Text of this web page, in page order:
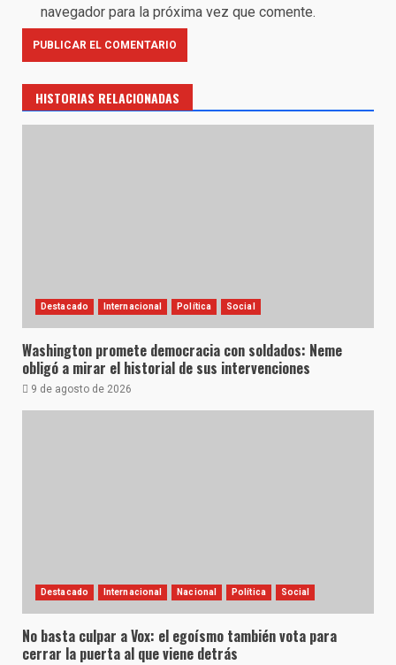
navegador para la próxima vez que comente.
HISTORIAS RELACIONADAS
Destacado Internacional Política Social
Washington promete democracia con soldados: Neme
obligó a mirar el historial de sus intervenciones
9 de agosto de 2026
Destacado Internacional Nacional Política Social
No basta culpar a Vox: el egoísmo también vota para
cerrar la puerta al que viene detrás